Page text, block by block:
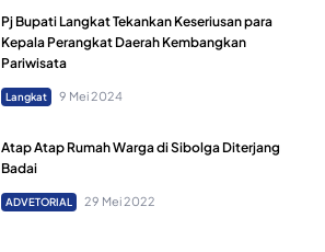
Pj Bupati Langkat Tekankan Keseriusan para
Kepala Perangkat Daerah Kembangkan
Pariwisata
Langkat 9 Mei 2024
Atap Atap Rumah Warga di Sibolga Diterjang
Badai
ADVETORIAL 29 Mei 2022